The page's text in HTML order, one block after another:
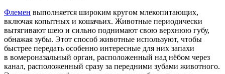
Флемен выполняется широким кругом млекопитающих,
включая копытных и кошачьих. Животные периодически
вытягивают шею и сильно поднимают свою верхнюю губу,
обнажая зубы. Этот способ животные используют, чтобы
быстрее передать особенно интересные для них запахи
в вомероназальный орган, расположенный над нёбом через
канал, расположенный сразу за передними зубами животного.